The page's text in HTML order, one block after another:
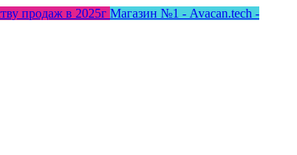
продаж в 2025г Магазин №1 - Avacan.tech -